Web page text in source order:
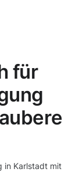
für
in Karlstadt mit